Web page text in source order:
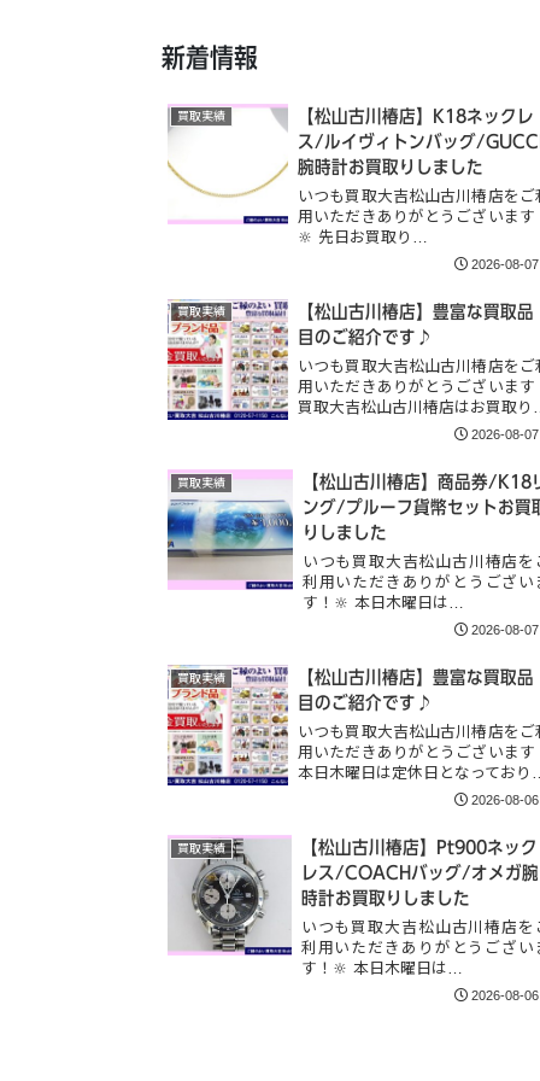
新着情報
買取実績
【松山古川椿店】K18ネックレ
ス/ルイヴィトンバッグ/GUCCI
腕時計お買取りしました
いつも買取大吉松山古川椿店をご
用いただきありがとうございます
🔆 先日お買取り…
2026-08-07
買取実績
【松山古川椿店】豊富な買取品
目のご紹介です♪
いつも買取大吉松山古川椿店をご
用いただきありがとうございます
買取大吉松山古川椿店はお買取
2026-08-07
買取実績
【松山古川椿店】商品券/K18
ング/プルーフ貨幣セットお買
りしました
いつも買取大吉松山古川椿店を
利用いただきありがとうござい
す！🔆 本日木曜日は…
2026-08-07
買取実績
【松山古川椿店】豊富な買取品
目のご紹介です♪
いつも買取大吉松山古川椿店をご
用いただきありがとうございます
本日木曜日は定休日となっており
2026-08-06
買取実績
【松山古川椿店】Pt900ネック
レス/COACHバッグ/オメガ腕
時計お買取りしました
いつも買取大吉松山古川椿店を
利用いただきありがとうござい
す！🔆 本日木曜日は…
2026-08-06